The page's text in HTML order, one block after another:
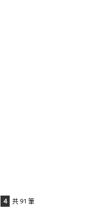
4 共 91 筆